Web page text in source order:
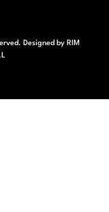
Designed by RIM